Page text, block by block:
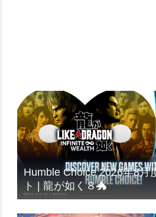
Humble Choice 2026年8月
ト | 龍が如く８🐲